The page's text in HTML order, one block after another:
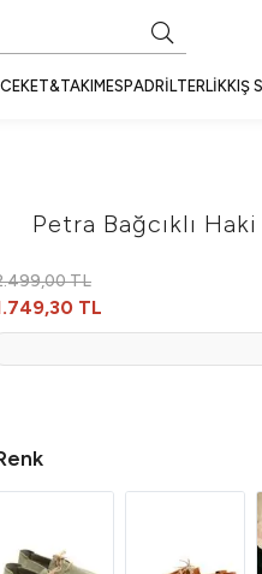
CEKET&TAKIM ESPADRILTERLIKKIŞ
Petra Bağcıklı
TL
TL